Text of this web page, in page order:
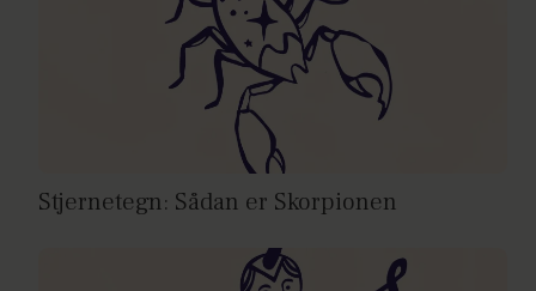
Stjernetegn: Sådan er Skorpionen